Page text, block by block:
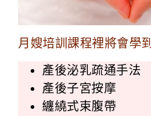
月嫂培訓課程裡將會學到
產後泌乳疏通手法
產後子宮按摩
纏繞式束腹帶